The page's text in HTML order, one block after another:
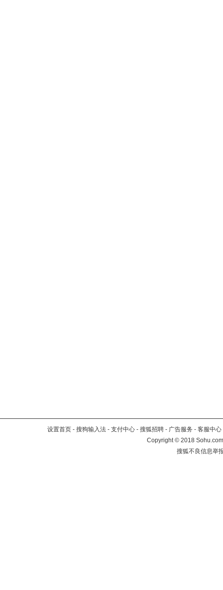
设置首页 - 搜狗输入法 - 支付中心 - 搜狐招聘 - 广告服务 - 客服中心
Copyright©2018
搜狐不良信息举